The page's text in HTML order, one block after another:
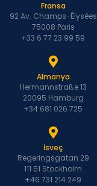
Fransa
92 Av. Champs-Élysées
75008 Paris
+33 6 77 23 99 59
Almanya
Hermannstraße 13
20095 Hamburg
+34 681 026 725
İsveç
Regeringsgatan 29
111 51 Stockholm
+46 731 214 249